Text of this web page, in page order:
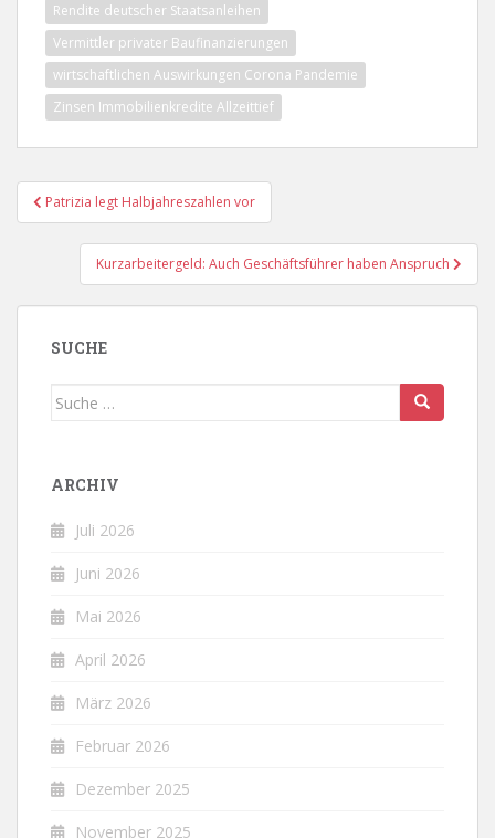
Rendite deutscher Staatsanleihen
Vermittler privater Baufinanzierungen
wirtschaftlichen Auswirkungen Corona Pandemie
Zinsen Immobilienkredite Allzeittief
Beitragsnavigation
Patrizia legt Halbjahreszahlen vor
Kurzarbeitergeld: Auch Geschäftsführer haben Anspruch
SUCHE
Suche
ARCHIV
Juli 2026
Juni 2026
Mai 2026
April 2026
März 2026
Februar 2026
Dezember 2025
November 2025